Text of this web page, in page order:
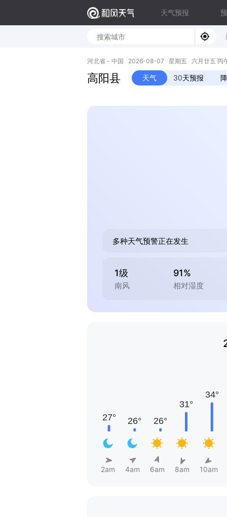
天气预报
河北省 - 中国 2026-08-07 星期五 六月廿五 丙
高阳县 天气 30天预报
多种天气预警正在发生
1级
南风
91%
相对湿度
2am 4am 6am 8am 10am